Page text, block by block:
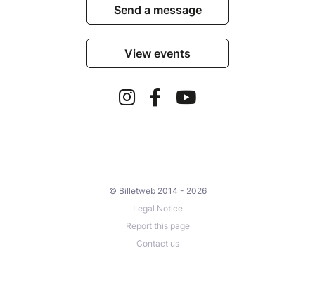
Send a message
View events
© Billetweb 2014 - 2026
Legal Notice
Report this page
Contact us